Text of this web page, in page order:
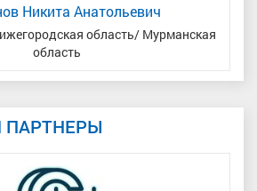
Никита Анатольевич
область/ Мурманская
область
Кирилл Александрович
Тюменская область